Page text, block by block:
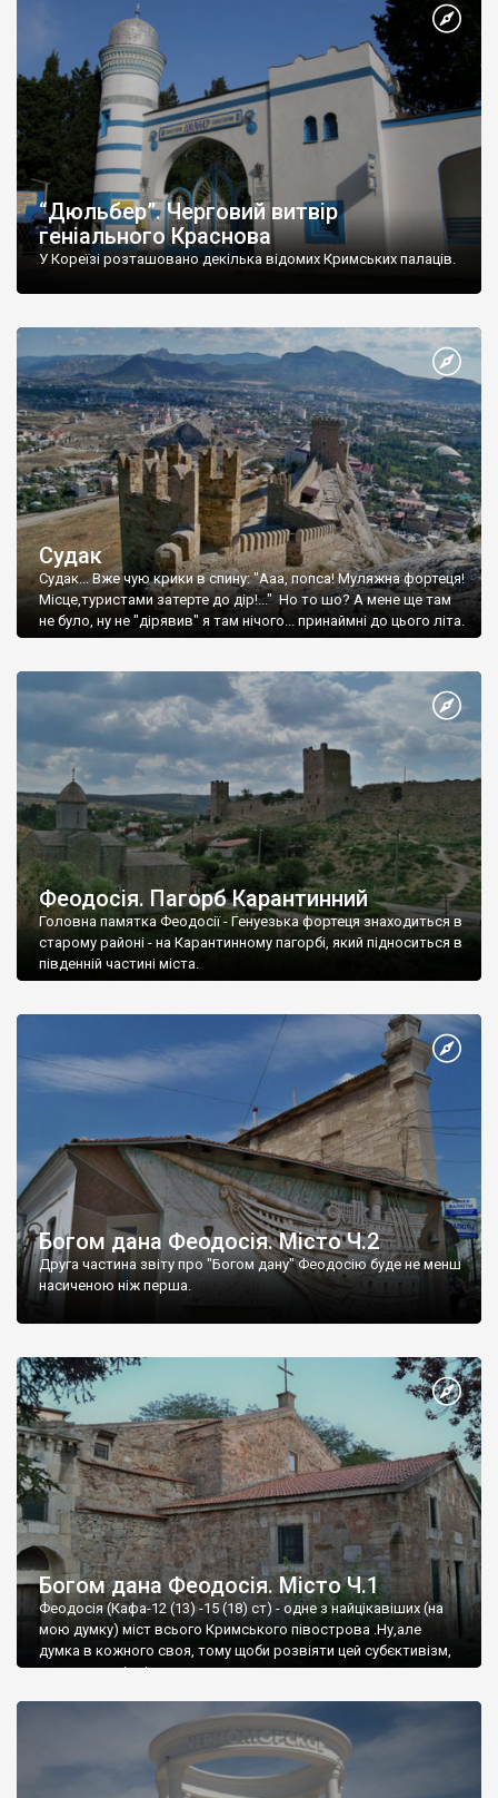
“Дюльбер”. Черговий витвір
геніального Краснова
У Кореїзі розташовано декілька відомих Кримських палаців.
Судак
Судак... Вже чую крики в спину: "Ааа, попса! Муляжна фортеця!
Місце,туристами затерте до дір!..." Но то шо? А мене ще там
не було, ну не "дірявив" я там нічого... принаймні до цього літа.
Феодосія. Пагорб Карантинний
Головна памятка Феодосії - Генуезька фортеця знаходиться в
старому районі - на Карантинному пагорбі, який підноситься в
південній частині міста.
Богом дана Феодосія. Місто Ч.2
Друга частина звіту про "Богом дану" Феодосію буде не менш
насиченою ніж перша.
Богом дана Феодосія. Місто Ч.1
Феодосія (Кафа-12 (13) -15 (18) ст) - одне з найцікавіших (на
мою думку) міст всього Кримського півострова .Ну,але
думка в кожного своя, тому щоби розвіяти цей субєктивізм,
запрошую відвідати це